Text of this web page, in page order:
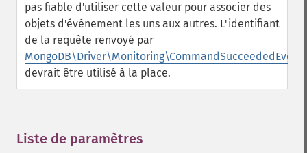
pas fiable d'utiliser cette valeur pour associer des
objets d'événement les uns aux autres. L'identifiant
de la requête renvoyé par
devrait être utilisé à la place.
Liste de paramètres